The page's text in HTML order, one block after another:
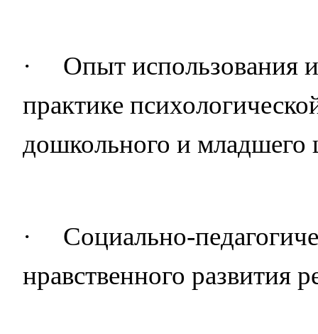
·
Опыт использования
практике
дошкольного и младшего
·
Социально-
нравственного развития